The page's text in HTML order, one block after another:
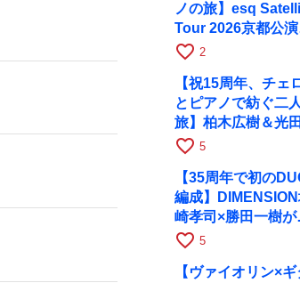
ノの旅】esq
Tour 2026京都公演
10月に開催
favorite_border 2
【祝15周年、チェ
とピアノで紡ぐ二人
旅】柏木広樹＆光
一が11月12日に京都
favorite_border 5
【35周年で初の
編成】
崎孝司×勝田一樹が
月11日に京都RAGへ
favorite_border 5
【ヴァイオリン×ギ